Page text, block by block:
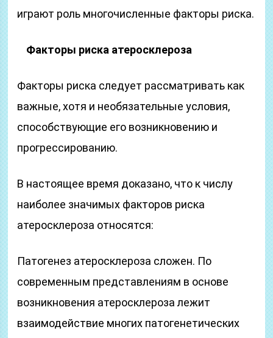
играют роль многочисленные факторы риска.
Факторы риска атеросклероза
Факторы риска следует рассматривать как
важные, хотя и необязательные условия,
способствующие его возникновению и
прогрессированию.
В настоящее время доказано, что к числу
наиболее значимых факторов риска
атеросклероза относятся:
Патогенез атеросклероза сложен. По
современным представлениям в основе
возникновения атеросклероза лежит
взаимодействие многих патогенетических